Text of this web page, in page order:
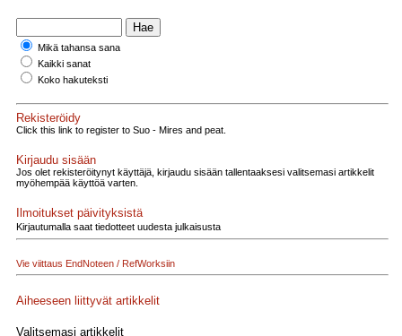
Mikä tahansa sana
Kaikki sanat
Koko hakuteksti
Rekisteröidy
Click this link to register to Suo - Mires and peat.
Kirjaudu sisään
Jos olet rekisteröitynyt käyttäjä, kirjaudu sisään tallentaaksesi valitsemasi artikkelit
myöhempää käyttöä varten.
Ilmoitukset päivityksistä
Kirjautumalla saat tiedotteet uudesta julkaisusta
Vie viittaus EndNoteen / RefWorksiin
Aiheeseen liittyvät artikkelit
Valitsemasi artikkelit